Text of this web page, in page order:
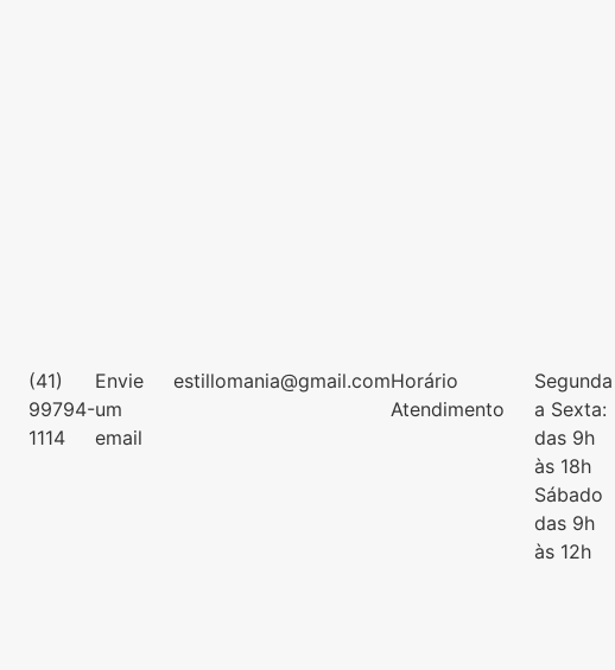
(41)
99794-
1114
Envie
um
email
estillomania@gmail.comHorário
Atendimento
Segunda
a Sexta:
das 9h
às 18h
Sábado
das 9h
às 12h